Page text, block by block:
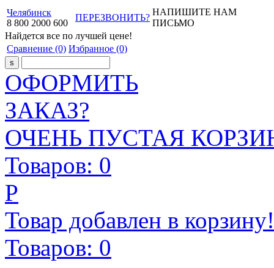
Челябинск
8 800 2000 600
ПЕРЕЗВОНИТЬ?
НАПИШИТЕ НАМ
ПИСЬМО
Найдется все по лучшей цене!
Сравнение (0) Избранное (0)
ОФОРМИТЬ
ЗАКАЗ?
ОЧЕНЬ ПУСТАЯ
Товаров: 0
Р
Товар добавлен в корзину!
Товаров: 0